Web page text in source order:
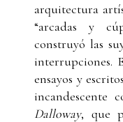
arquitectura
“arcadas y
construyó las
interrupciones.
ensayos y
incandescente
Dalloway, que